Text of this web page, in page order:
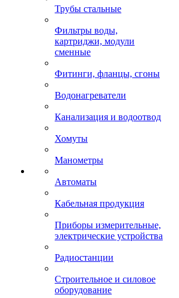
Трубы стальные
Фильтры воды,
картриджи, модули
сменные
Фитинги, фланцы, сгоны
Водонагреватели
Канализация и водоотвод
Хомуты
Манометры
Автоматы
Кабельная продукция
Приборы измерительные,
электрические устройства
Радиостанции
Строительное и силовое
оборудование